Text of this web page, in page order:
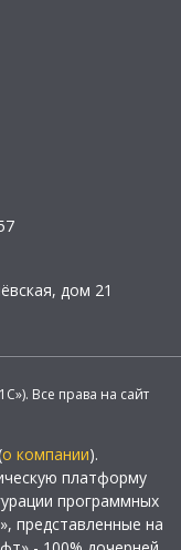
дом 21
Все права на сайт
о компании).
платформу
программных
представленные на